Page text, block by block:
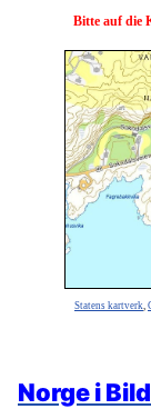
Bitte auf die
Statens kartverk
Norge i